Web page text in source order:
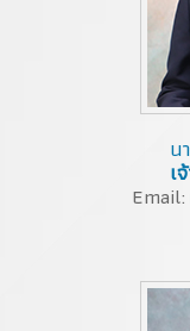
น
เ
Email: